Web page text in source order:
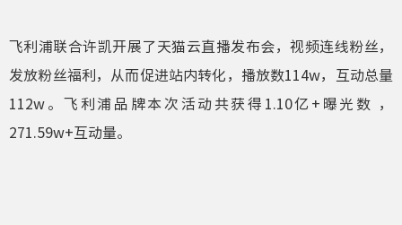
飞利浦联合许凯开展了天猫云直播发布会，视频连线粉丝，
发放粉丝福利，从而促进站内转化，播放数114w，互动总量
112w。飞 利浦品牌本次活动共获得1.10亿+曝光数 ，
271.59w+互动量。